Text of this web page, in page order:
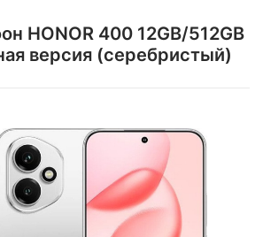
HONOR 400 12GB/512GB
версия (серебристый)